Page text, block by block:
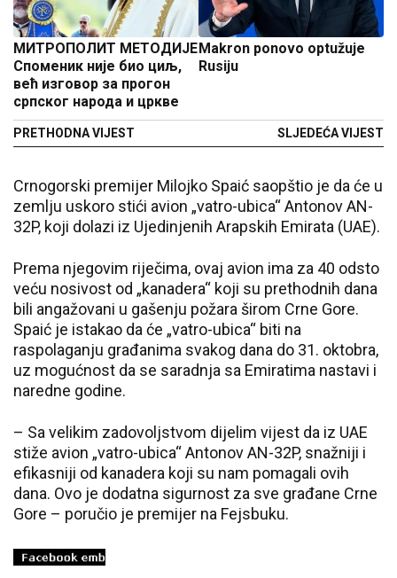
МИТРОПОЛИТ МЕТОДИЈЕ
Споменик није био циљ,
већ изговор за прогон
српског народа и цркве
PRETHODNA VIJEST
Makron ponovo optužuje
Rusiju
SLJEDEĆA VIJEST
Crnogorski premijer Milojko Spaić saopštio je da će u
zemlju uskoro stići avion „vatro-ubica“ Antonov AN-
32P, koji dolazi iz Ujedinjenih Arapskih Emirata (UAE).
Prema njegovim riječima, ovaj avion ima za 40 odsto
veću nosivost od „kanadera“ koji su prethodnih dana
bili angažovani u gašenju požara širom Crne Gore.
Spaić je istakao da će „vatro-ubica“ biti na
raspolaganju građanima svakog dana do 31. oktobra,
uz mogućnost da se saradnja sa Emiratima nastavi i
naredne godine.
– Sa velikim zadovoljstvom dijelim vijest da iz UAE
stiže avion „vatro-ubica“ Antonov AN-32P, snažniji i
efikasniji od kanadera koji su nam pomagali ovih
dana. Ovo je dodatna sigurnost za sve građane Crne
Gore – poručio je premijer na Fejsbuku.